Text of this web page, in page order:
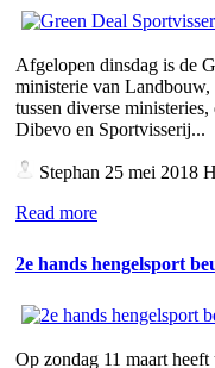
Afgelopen dinsdag is de
ministerie van
tussen diverse
Dibevo en Sportvisserij...
Stephan 25 mei 2018
Read more
2e hands hengelsport
Op zondag 11 maart